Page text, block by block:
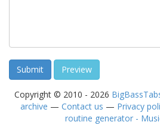
Copyright © 2010 - 2026
archive — Contact us — Privacy
routine generator -